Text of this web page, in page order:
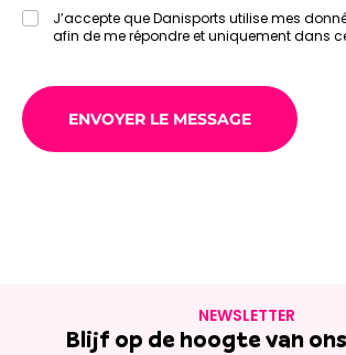
J’accepte que Danisports utilise mes
afin de me répondre et uniquement dans
NEWSLETTER
Blijf op de hoogte van